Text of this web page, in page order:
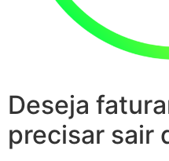
Deseja
precisar sair